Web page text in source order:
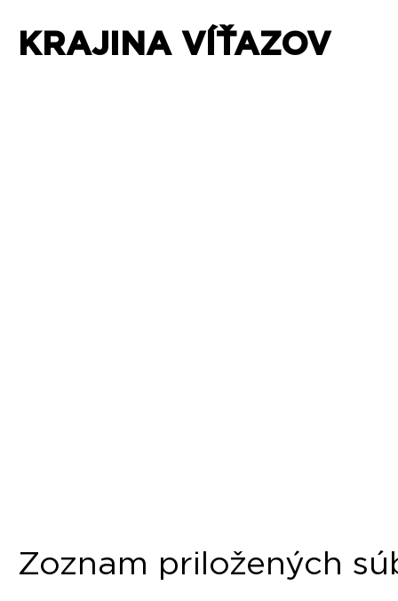
KRAJINA VÍŤAZOV
Zoznam priložených